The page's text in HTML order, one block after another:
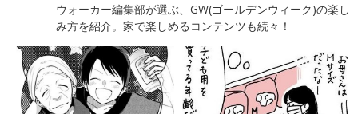
ウォーカー編集部が選ぶ、GW(ゴールデンウィーク)の楽し
み方を紹介。家で楽しめるコンテンツも続々！